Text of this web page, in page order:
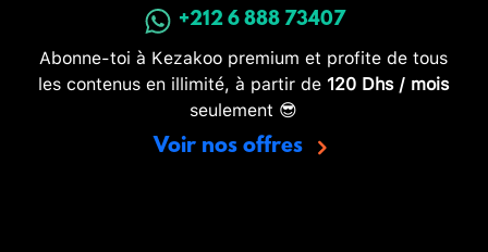
+212 6 888 73407
Abonne-toi à Kezakoo premium et profite de tous
les contenus en illimité, à partir de 120 Dhs / mois
seulement 😎
Voir nos offres